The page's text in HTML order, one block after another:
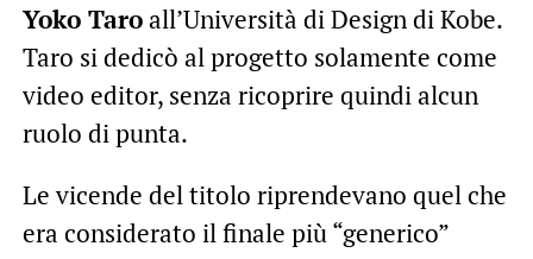
Yoko Taroall’Università di Design di Kobe.
Taro si dedicò al progetto solamente come
video editor, senza ricoprire quindi alcun
ruolo di punta.
Le vicende del titolo riprendevano quel che
era considerato il finale più “generico”